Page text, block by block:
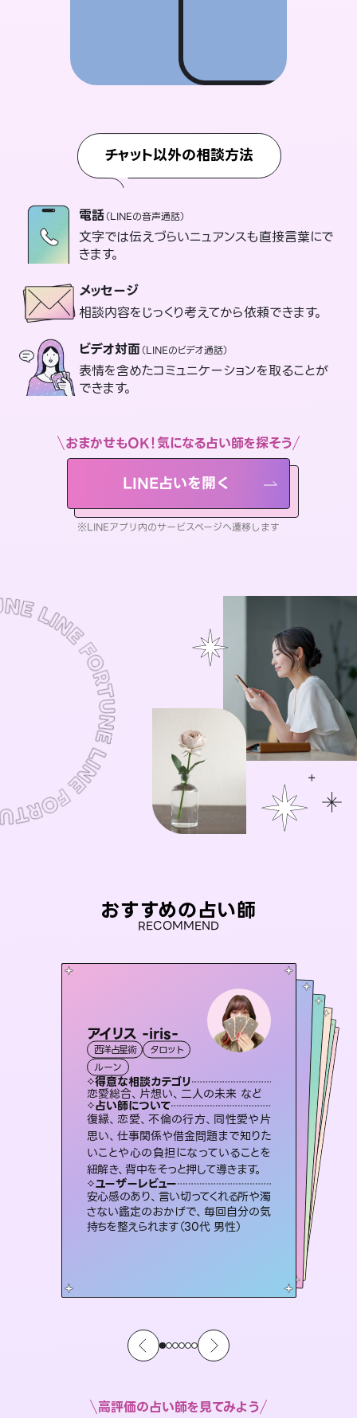
チャット以外の相談方法
電話（LINEの音声通話）
文字では伝えづらいニュアンスも直接言葉にで
きます。
メッセージ
相談内容をじっくり考えてから依頼できます。
ビデオ対面（LINEのビデオ通話）
表情を含めたコミュニケーションを取ることが
できます。
おまかせもOK！気になる占い師を探そう
LINE占いを開く
※LINEアプリ内のサービスページへ遷移します
おすすめの占い師
RECOMMEND
アイリス -iris-
西洋占星術
タロット
ルーン
得意な相談カテゴリ
恋愛総合、片想い、二人の未来 など
占い師について
復縁、恋愛、不倫の行方、同性愛や片
思い、仕事関係や借金問題まで知りた
いことや心の負担になっていることを
紐解き、背中をそっと押して導きます。
ユーザーレビュー
安心感のあり、言い切ってくれる所や濁
さない鑑定のおかげで、毎回自分の気
持ちを整えられます（30代 男性）
未来視師＊花
霊視・オーラ 心理学
スピリチュアル・リーディング
得意な相談カテゴリ
出逢い、片想い、復縁 など
占い師について
未来には何パターンもの選択肢があり
ます。不安で視えにくくなっているあな
たの素敵な未来を見つけ、その未来を
選択できるようアドバイスします。
ユーザーレビュー
職場の人の性質や人間関係、本心など
本当によく視えていてびっくり。対策が
打てて前向きになれます（40代）
彗望（すいぼう
霊視・オーラ
スピリチュアル・リーディング
得意な相談カテゴリ
片想い、あの人の気持ち、復縁 など
占い師について
3,700年以上の歴史を持つ東洋最古の
占術「易占」で詳細まで占い、幸せへ向
かう道筋を示します。厳しい結果にも具
体的な対策をお伝えします。
ユーザーレビュー
複雑な背景もしっかり聞いて鑑定して
いただけました。気持ちが楽になりまし
た（50代 女性）
おう 霊感オラクル
霊視・オーラ
オラクルカード
得意な相談カテゴリ
恋愛総合、あの人の気持ち など
占い師について
霊視×オラクルカードを使って「今」と「未来」そして「気になるあの人の気持ち」まで丁寧に読み解き、恋や人生のヒントを優しく引き出します。
ユーザーレビュー
不安な気持ちが嘘みたいに晴れまし
た…！よく視えていらっしゃるんだなと
感じました（40代 女性）
セラピスト理恵
スピリチュアル・リーディング
得意な相談カテゴリ
片想い、二人の未来、年の差 など
占い師について
連絡再開、復縁、成就などの報告実績
多数。セラピストとして2万超の施術経
験があるからこそできる鑑定で、より良
い未来をサポートします。
ユーザーレビュー
とても心温まる鑑定でした。しかもこち
らは何も言っていないのに視えていらっ
しゃるんだなと驚きです（30代女性）
桃源珠羽
霊視・オーラ タロット
スピリチュアル・リーディング
得意な相談カテゴリ
片想い、あの人の気持ち、復縁 など
占い師について
恋愛のお悩みの中でも特に「曖昧な関
係」の相談を得意としており、友達以上
恋人未満なお相手との今後や本音を丁
寧に読み解き恋愛成就へと導きます。
ユーザーレビュー
鑑定していただいてアドバイス通りに行
動すると仲が復活してきました。ありが
とうございました（40代 女性）
高評価の占い師を見てみよう